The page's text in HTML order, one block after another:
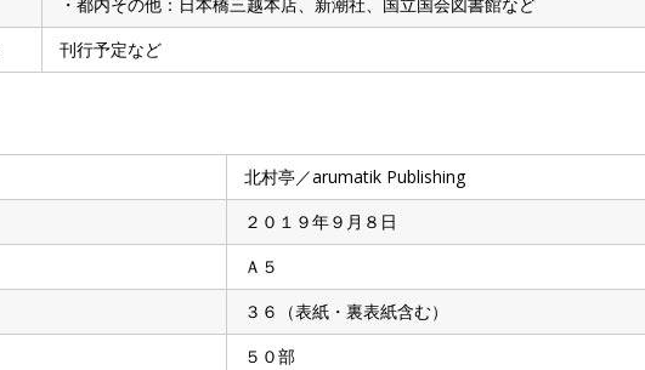
刊行予定など
北村亭／arumatik Publishing
２０１９年９月８日
Ａ５
３６（表紙・裏表紙含む）
５０部